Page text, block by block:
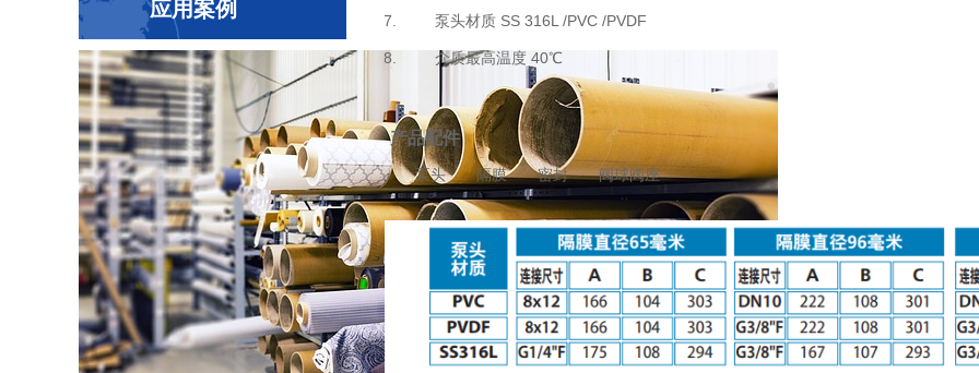
应用案例 泵头材质 SS 316L /PVC /PVDF
介质最高温度 40℃
产品配件
泵头 隔膜 密封 阀球阀座